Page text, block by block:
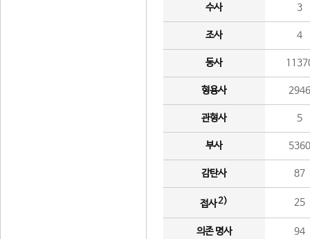
수사 3
조사 4
동사
형용사 2946
관형사 5
부사 5360
감탄사 87
접사2) 25
의존 명사 94